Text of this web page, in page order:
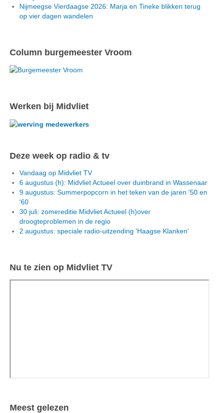
Nijmeegse Vierdaagse 2026: Marja en Tineke blikken terug
op vier dagen wandelen
Column burgemeester Vroom
Werken bij Midvliet
Deze week op radio & tv
Vandaag op Midvliet TV
6 augustus (h): Midvliet Actueel over duinbrand in Wassenaar
9 augustus: Summerpopcorn in het teken van de jaren '50 en
'60
30 juli: zomereditie Midvliet Actueel (h)over
droogteproblemen in de regio
2 augustus: speciale radio-uitzending 'Haagse Klanken'
Nu te zien op Midvliet TV
Meest gelezen